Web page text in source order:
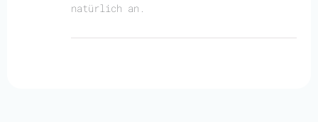
natürlich an.